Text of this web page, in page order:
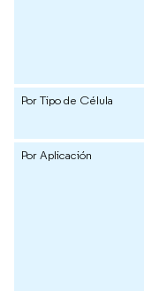
Por Tipo de Célula
Por Aplicación